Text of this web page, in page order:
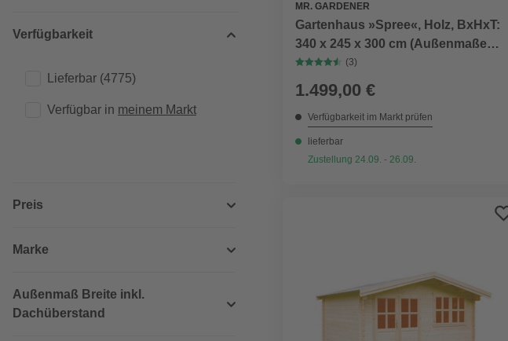
Verfügbarkeit
Lieferbar (4775)
Verfügbar in meinem Markt
Preis
Marke
Außenmaß Breite inkl.
Dachüberstand
MR. GARDENER
Gartenhaus »Spree«, Holz, BxHxT:
340 x 245 x 300 cm (Außenmaße
inkl. Dachüberstand), Wandstärke
28mm
(3)
1.499,00 €
Verfügbarkeit im Markt prüfen
lieferbar
Zustellung 24.09. - 26.09.